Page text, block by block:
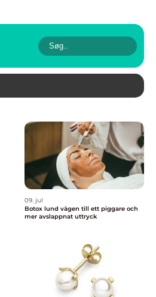
09. jul
Botox lund vägen till ett piggare och
mer avslappnat uttryck